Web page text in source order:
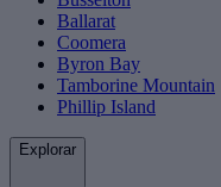
Ballarat
Coomera
Byron Bay
Tamborine Mountain
Phillip Island
Explorar